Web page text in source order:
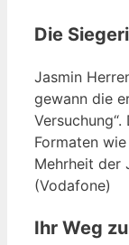
Die
Jasmin
gewann die
Formaten
Mehrheit der
(Vodafone)
Ihr Weg